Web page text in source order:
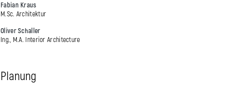
Fabian Kraus
M.Sc. Architektur
Oliver Schaller
Ing., M.A. Interior Architecture
Planung